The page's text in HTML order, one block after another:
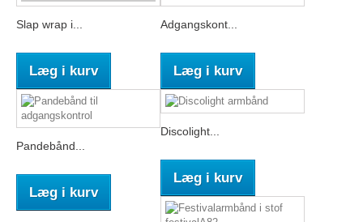
Slap wrap i...
Læg i kurv
Adgangskont...
Læg i kurv
Pandebånd...
Læg i kurv
Discolight...
Læg i kurv